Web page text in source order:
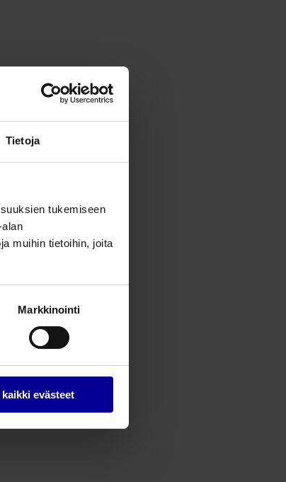
Tietoja
tukemiseen
muihin tietoihin, joita
Markkinointi
evästeet